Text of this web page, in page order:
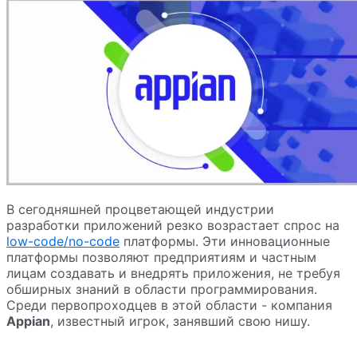
В сегодняшней процветающей индустрии
разработки приложений резко возрастает спрос на
low-code/no-code платформы. Эти инновационные
платформы позволяют предприятиям и частным
лицам создавать и внедрять приложения, не требуя
обширных знаний в области программирования.
Среди первопроходцев в этой области - компания
Appian, известный игрок, занявший свою нишу.